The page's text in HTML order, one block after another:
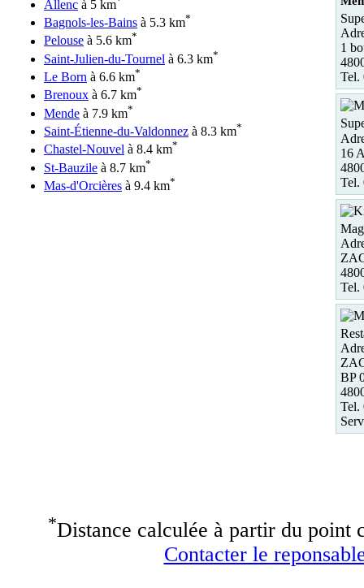
Allenc à 5 km
Bagnols-les-Bains à 5.3 km*
Pelouse à 5.6 km*
Saint-Julien-du-Tournel à 6.3 km*
Le Born à 6.6 km*
Brenoux à 6.7 km*
Mende à 7.9 km*
Saint-Étienne-du-Valdonnez à 8.3 km*
Chastel-Nouvel à 8.4 km*
St-Bauzile à 8.7 km*
Mas-d'Orcières à 9.4 km*
1
Tel.
16
Tel.
Tel.
BP
Tel.
*Distance calculée à partir du point
Contacter le